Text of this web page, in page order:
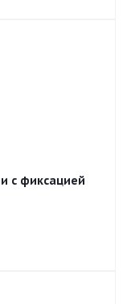
с фиксацией